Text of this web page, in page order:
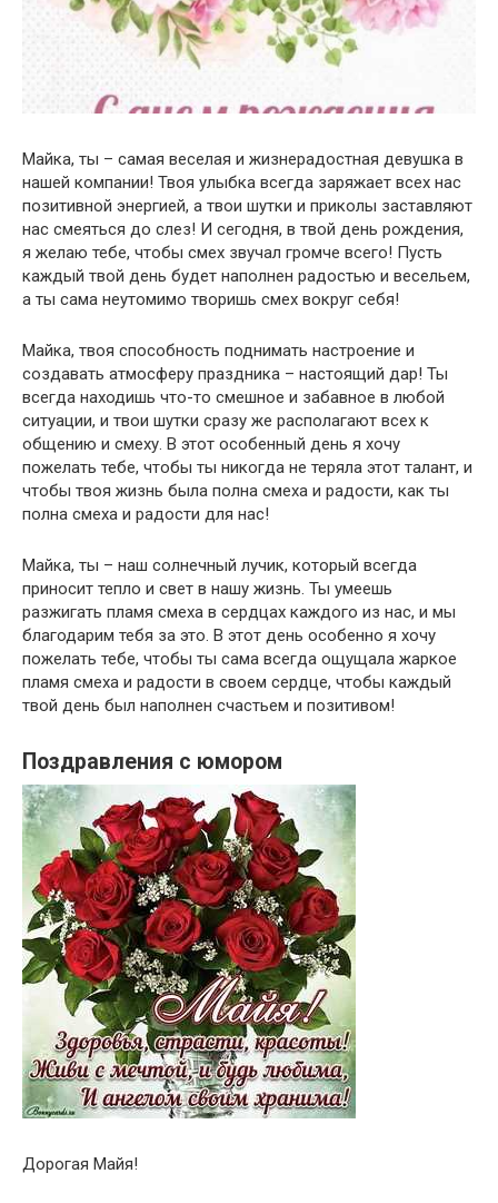
Майка, ты – самая веселая и жизнерадостная девушка в
нашей компании! Твоя улыбка всегда заряжает всех нас
позитивной энергией, а твои шутки и приколы заставляют
нас смеяться до слез! И сегодня, в твой день рождения,
я желаю тебе, чтобы смех звучал громче всего! Пусть
каждый твой день будет наполнен радостью и весельем,
а ты сама неутомимо творишь смех вокруг себя!
Майка, твоя способность поднимать настроение и
создавать атмосферу праздника – настоящий дар! Ты
всегда находишь что-то смешное и забавное в любой
ситуации, и твои шутки сразу же располагают всех к
общению и смеху. В этот особенный день я хочу
пожелать тебе, чтобы ты никогда не теряла этот талант, и
чтобы твоя жизнь была полна смеха и радости, как ты
полна смеха и радости для нас!
Майка, ты – наш солнечный лучик, который всегда
приносит тепло и свет в нашу жизнь. Ты умеешь
разжигать пламя смеха в сердцах каждого из нас, и мы
благодарим тебя за это. В этот день особенно я хочу
пожелать тебе, чтобы ты сама всегда ощущала жаркое
пламя смеха и радости в своем сердце, чтобы каждый
твой день был наполнен счастьем и позитивом!
Поздравления с юмором
Дорогая Майя!